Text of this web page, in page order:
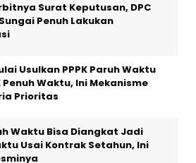
Surat Keputusan, DPC
Penuh Lakukan
Usulkan PPPK Paruh Waktu
Penuh Waktu, Ini Mekanisme
Prioritas
Waktu Bisa Diangkat Jadi
Usai Kontrak Setahun, Ini